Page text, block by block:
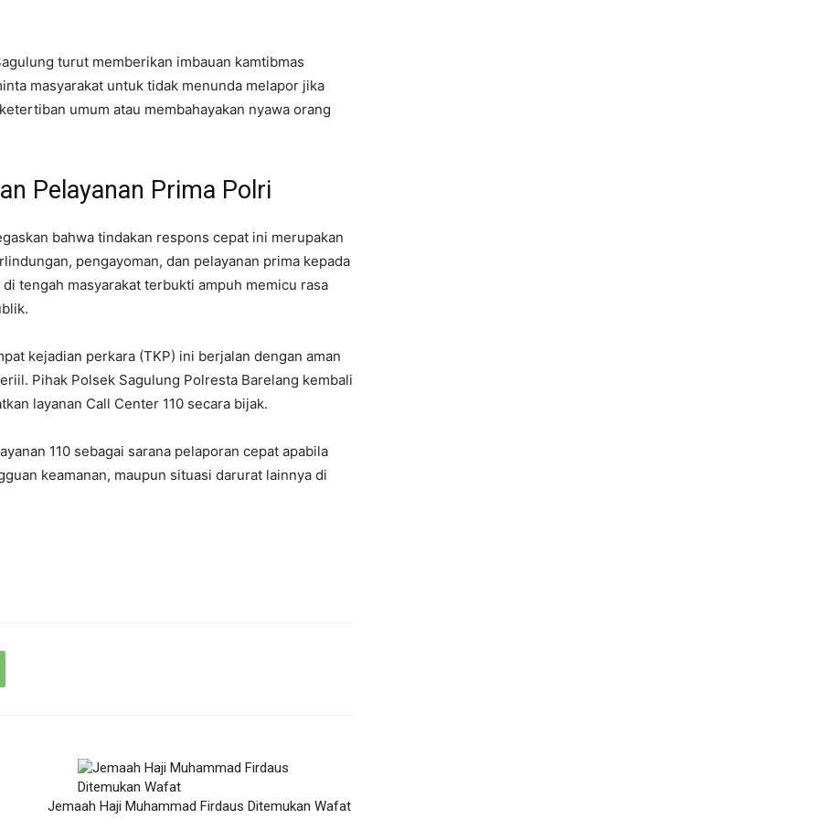
turut memberikan imbauan kamtibmas
masyarakat untuk tidak menunda melapor jika
umum atau membahayakan nyawa orang
Pelayanan Prima Polri
bahwa tindakan respons cepat ini merupakan
pengayoman, dan pelayanan prima kepada
tengah masyarakat terbukti ampuh memicu rasa
kejadian perkara (TKP) ini berjalan dengan aman
Pihak Polsek Sagulung Polresta Barelang kembali
layanan Call Center 110 secara bijak.
110 sebagai sarana pelaporan cepat apabila
keamanan, maupun situasi darurat lainnya di
Jemaah Haji Muhammad Firdaus Ditemukan Wafat